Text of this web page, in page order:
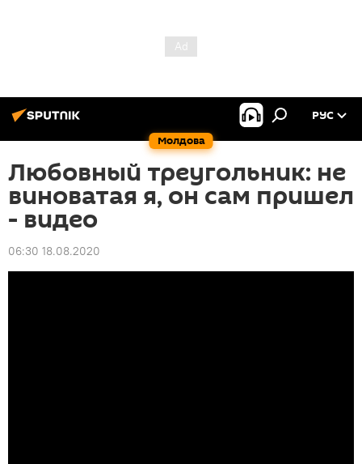
Молдова
РУС
Любовный треугольник: не
виноватая я, он сам пришел
- видео
06:30 18.08.2020